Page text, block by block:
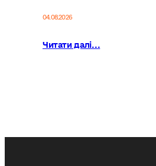
04.08.2026
Читати далі...